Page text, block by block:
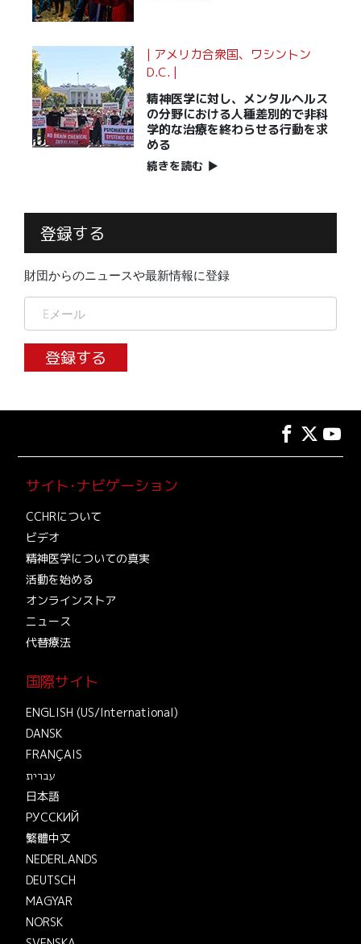
| アメリカ合衆国、ワシントン
D.C. |
精神医学に対し、メンタルヘルス
の分野における人種差別的で非科
学的な治療を終わらせる行動を求
める
続きを読む ▶
登録する
財団からのニュースや最新情報に登録
登録する
サイト･ナビゲーション
CCHRについて
ビデオ
精神医学についての真実
活動を始める
オンラインストア
ニュース
代替療法
国際サイト
ENGLISH (US/International)
DANSK
FRANÇAIS
עברית
日本語
РУССКИЙ
繁體中文
NEDERLANDS
DEUTSCH
MAGYAR
NORSK